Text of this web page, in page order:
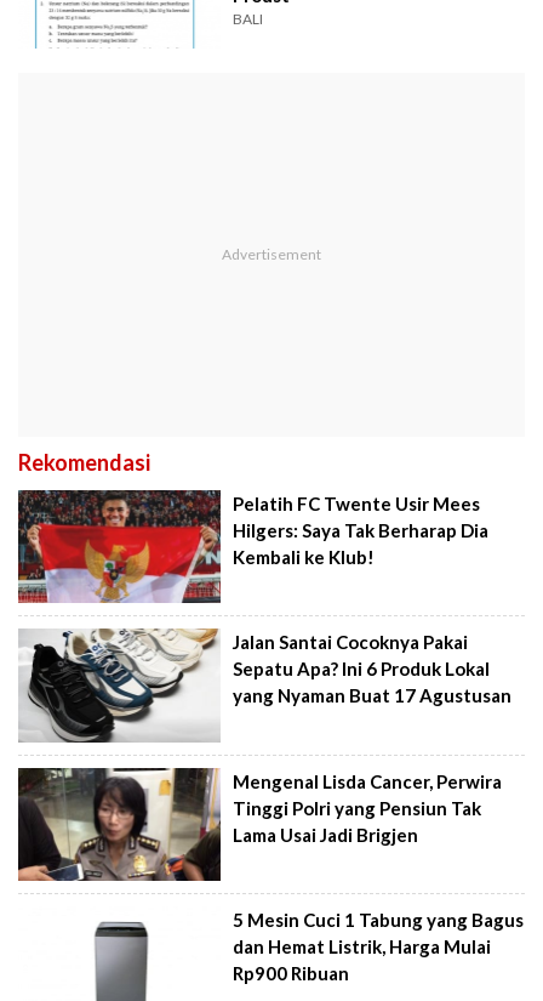
BALI
Rekomendasi
Pelatih FC Twente Usir Mees
Hilgers: Saya Tak Berharap Dia
Kembali ke Klub!
Jalan Santai Cocoknya Pakai
Sepatu Apa? Ini 6 Produk Lokal
yang Nyaman Buat 17 Agustusan
Mengenal Lisda Cancer, Perwira
Tinggi Polri yang Pensiun Tak
Lama Usai Jadi Brigjen
5 Mesin Cuci 1 Tabung yang Bagus
dan Hemat Listrik, Harga Mulai
Rp900 Ribuan